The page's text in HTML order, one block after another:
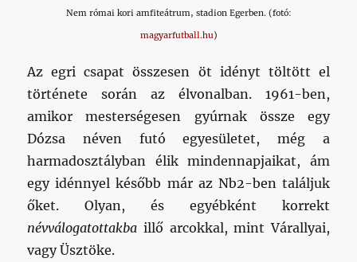
Nem római kori amfiteátrum, stadion Egerben. (fotó:
magyarfutball.hu)
Az egri csapat összesen öt idényt töltött el
története során az élvonalban. 1961-ben,
amikor mesterségesen gyúrnak össze egy
Dózsa néven futó egyesületet, még a
harmadosztályban élik mindennapjaikat, ám
egy idénnyel később már az Nb2-ben találjuk
őket. Olyan, és egyébként korrekt
névválogatottakba illő arcokkal, mint Várallyai,
vagy Üsztöke.